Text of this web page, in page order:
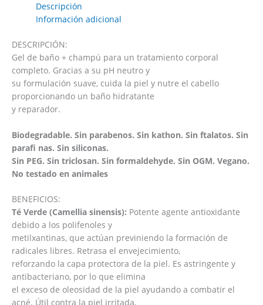
Descripción
Información adicional
DESCRIPCIÓN:
Gel de baño + champú para un tratamiento corporal
completo. Gracias a su pH neutro y
su formulación suave, cuida la piel y nutre el cabello
proporcionando un baño hidratante
y reparador.
Biodegradable. Sin parabenos. Sin kathon. Sin ftalatos. Sin
parafi nas. Sin siliconas.
Sin PEG. Sin triclosan. Sin formaldehyde. Sin OGM. Vegano.
No testado en animales
BENEFICIOS:
Té Verde (Camellia sinensis): Potente agente antioxidante
debido a los polifenoles y
metilxantinas, que actúan previniendo la formación de
radicales libres. Retrasa el envejecimiento,
reforzando la capa protectora de la piel. Es astringente y
antibacteriano, por lo que elimina
el exceso de oleosidad de la piel ayudando a combatir el
acné. Útil contra la piel irritada,